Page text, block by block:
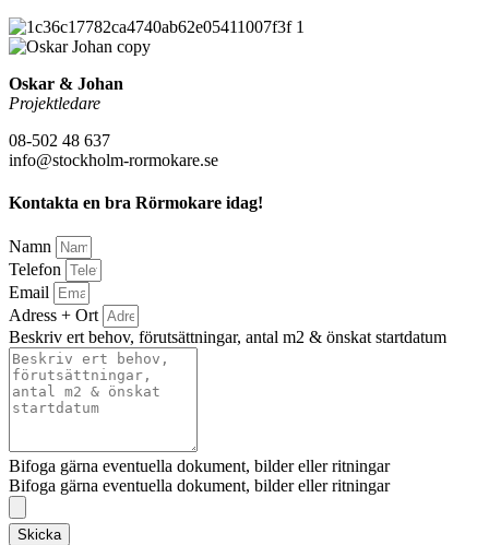
Oskar & Johan
Projektledare
08-502 48 637
info@stockholm-rormokare.se
Kontakta en bra Rörmokare idag!
Namn
Telefon
Email
Adress + Ort
Beskriv ert behov, förutsättningar, antal m2 & önskat startdatum
Bifoga gärna eventuella dokument, bilder eller ritningar
Bifoga gärna eventuella dokument, bilder eller ritningar
Skicka